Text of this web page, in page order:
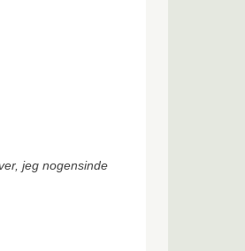
jeg nogensinde